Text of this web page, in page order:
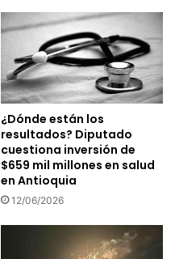
¿Dónde están los
resultados? Diputado
cuestiona inversión de
$659 mil millones en salud
en Antioquia
12/06/2026